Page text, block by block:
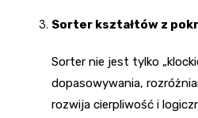
Sorter kształtów z
Sorter nie jest tylko
dopasowywania,
rozwija cierpliwość i